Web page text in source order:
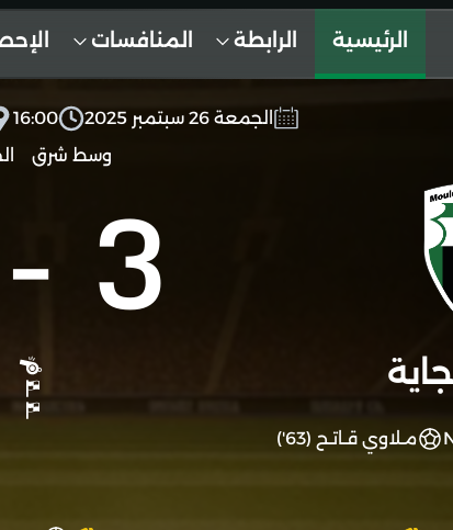
الرئيسية الرابطة المنافسات
الجمعة 26 سبتمبر 2025 16:00
وسط شرق
3
-
مـلاوي قـاتـح (63')